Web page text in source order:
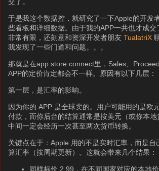
于是我这个数据控，就研究了一下Apple的开发
些看板和详细数据。由于我的APP一共也才成交
非常有限，还刻意和资深开发者朋友TualatriX
我发现了一些门道和问题。。。
那就是在app store connect里，Sales、
APP的定价肯定都会不一样。原因有以下几层：
第一层，是汇率的影响。
因为你的 APP 是全球卖的。用户可能用的是欧
付款，而你后台的结算通常是按美元（或你本地
中间一定会经历一次甚至两次货币转换。
关键点在于：Apple 用的不是实时汇率，而是自
算汇率（按周期更新）。这就会带来几个结果：
同样标价 2.99，在不同国家对应的本地